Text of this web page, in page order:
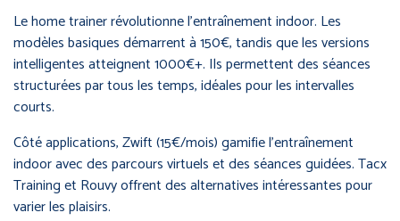
Le home trainer révolutionne l’entraînement indoor. Les
modèles basiques démarrent à 150€, tandis que les versions
intelligentes atteignent 1000€+. Ils permettent des séances
structurées par tous les temps, idéales pour les intervalles
courts.
Côté applications, Zwift (15€/mois) gamifie l’entraînement
indoor avec des parcours virtuels et des séances guidées. Tacx
Training et Rouvy offrent des alternatives intéressantes pour
varier les plaisirs.